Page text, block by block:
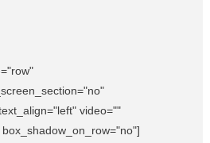
video=""